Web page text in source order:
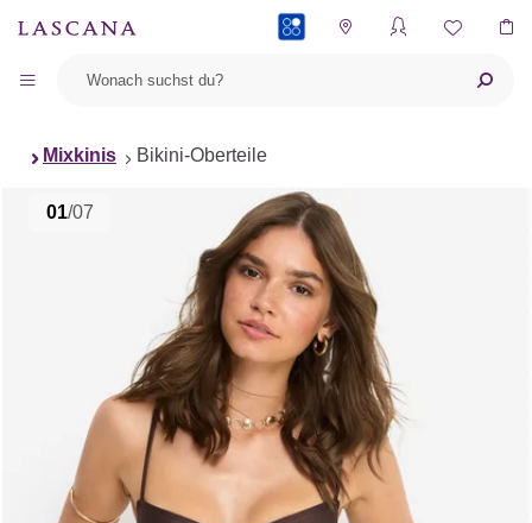
Mixkinis Bikini-Oberteile
01/07